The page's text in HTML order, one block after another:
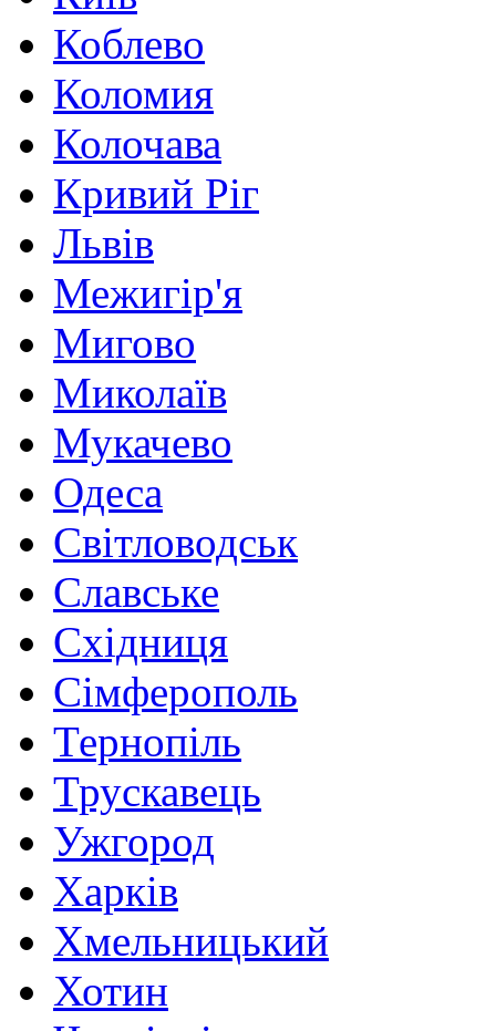
Коблево
Коломия
Колочава
Кривий Ріг
Львів
Межигір'я
Мигово
Миколаїв
Мукачево
Одеса
Світловодськ
Славське
Східниця
Сімферополь
Тернопіль
Трускавець
Ужгород
Харків
Хмельницький
Хотин